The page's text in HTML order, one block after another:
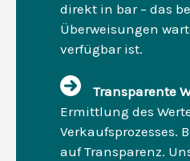
direkt in bar – das
Überweisungen
verfügbar ist.
Transparente
Ermittlung des
Verkaufsprozesses.
auf Transparenz.